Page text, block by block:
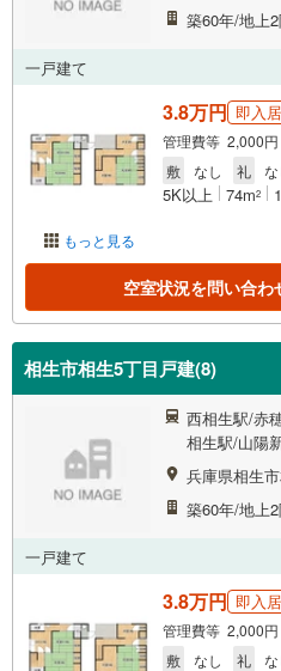
築60年/地上
一戸建て
もっと見る
3.8万円 即入
管理費等 2,000円
敷
なし 礼 な
5K以上 74m2
空室状況を問い合わ
相生市相生5丁目戸建(8)
西相生駅/赤
相生駅/山陽
兵庫県相生
築60年/地上
一戸建て
3.8万円 即入
管理費等 2,000円
敷
なし 礼 な